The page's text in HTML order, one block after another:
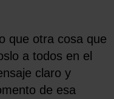
que otra cosa que
a todos en el
claro y
de esa